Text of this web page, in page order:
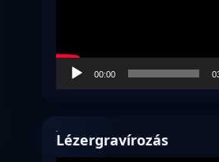
00:00
Lézergravírozás